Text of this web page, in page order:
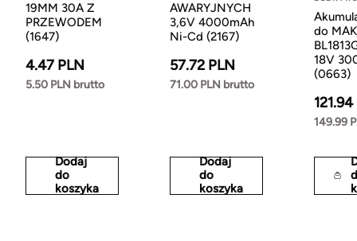
19MM 30A Z
PRZEWODEM
(1647)
4.47 PLN
5.50 PLN brutto
Dodaj
do
koszyka
AWARYJNYCH
3,6V 4000mAh
Ni-Cd (2167)
57.72 PLN
71.00 PLN brutto
Dodaj
do
koszyka
do
18V
(0663)
149.99